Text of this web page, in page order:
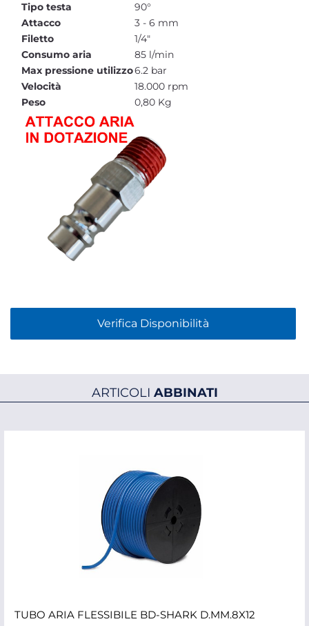
Tipo testa
90°
Attacco
3 - 6 mm
Filetto
1/4"
Consumo aria
85 l/min
Max pressione utilizzo6.2 bar
Velocità
18.000 rpm
Peso
0,80 Kg
Verifica Disponibilità
ARTICOLI ABBINATI
TUBO ARIA FLESSIBILE BD-SHARK D.MM.8X12